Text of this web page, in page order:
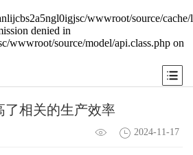
wwwroot/source/cache/
denied in
wwwroot/source/model/api.class.php on
了相关的生产效率
2024-11-17